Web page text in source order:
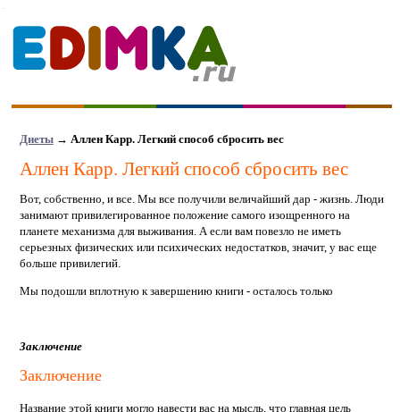
Диеты→ Аллен Карр. Легкий способ сбросить вес
Аллен Карр. Легкий способ сбросить вес
Вот, собственно, и все. Мы все получили величайший дар - жизнь. Люди
занимают привилегированное положение самого изощренного на
планете механизма для выживания. А если вам повезло не иметь
серьезных физических или психических недостатков, значит, у вас еще
больше привилегий.
Мы подошли вплотную к завершению книги - осталось только
Заключение
Заключение
Название этой книги могло навести вас на мысль, что главная цель